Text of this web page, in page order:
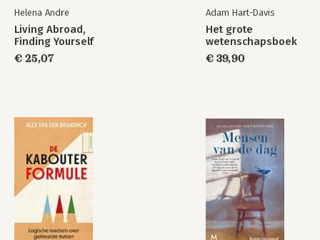
Helena Andre
Living Abroad,
Finding Yourself
€ 25,07
Adam Hart-Davis
Het grote
wetenschapsboek
€ 39,90